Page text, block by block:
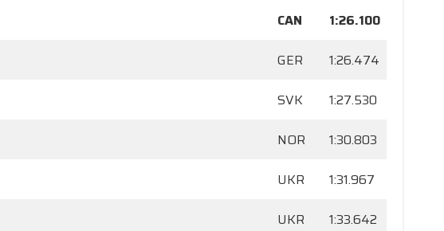
CAN
1:26.100
GER
1:26.474
SVK
1:27.530
NOR
1:30.803
UKR
1:31.967
UKR
1:33.642